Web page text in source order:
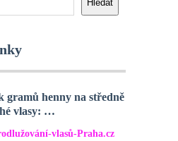
Hledat
gramů henny na středně
vlasy: …
vlasů-Praha.cz